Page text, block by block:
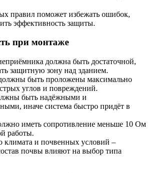
правил поможет избежать ошибок,
эффективность защиты.
при монтаже
должна быть достаточной,
защитную зону над зданием.
быть проложены максимально
углов и повреждений.
быть надёжными и
иначе система быстро придёт в
иметь сопротивление меньше 10 Ом
работы.
климата и почвенных условий –
почвы влияют на выбор типа